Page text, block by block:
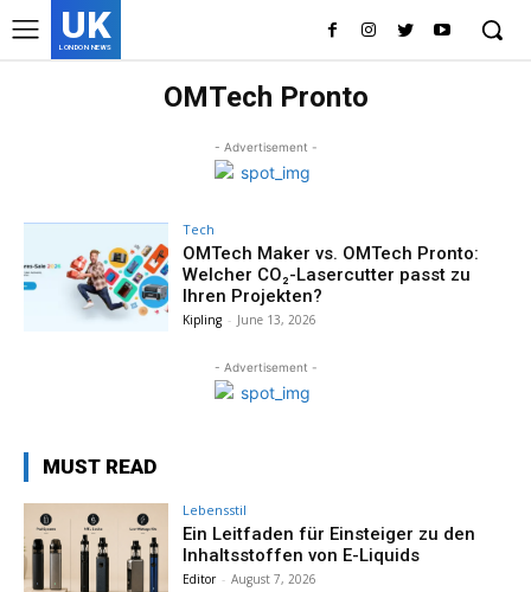
UK
LONDON NEWS
OMTech Pronto
- Advertisement -
Tech
OMTech Maker vs. OMTech Pronto:
Welcher CO₂-Lasercutter passt zu
Ihren Projekten?
Kipling - June 13, 2026
- Advertisement -
MUST READ
Lebensstil
Ein Leitfaden für Einsteiger zu den
Inhaltsstoffen von E-Liquids
Editor - August 7, 2026